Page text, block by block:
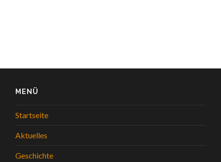
MENÜ
Startseite
Aktuelles
Geschichte